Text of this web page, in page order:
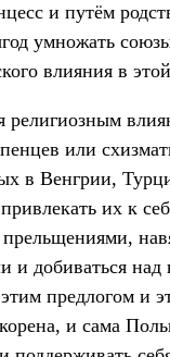
и путём
умножать
влияния в
религиозным
или
в Венгрии,
их к
и добиваться
предлогом и
и сама